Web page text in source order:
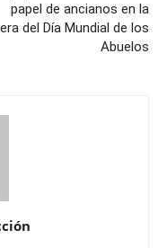
papel de ancianos en la
del Día Mundial de los
Abuelos